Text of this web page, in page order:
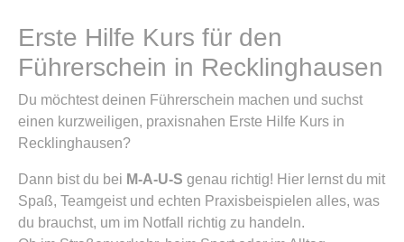
Erste Hilfe Kurs für den
Führerschein in Recklinghausen
Du möchtest deinen Führerschein machen und suchst
einen kurzweiligen, praxisnahen Erste Hilfe Kurs in
Recklinghausen?
Dann bist du bei M-A-U-S genau richtig! Hier lernst du mit
Spaß, Teamgeist und echten Praxisbeispielen alles, was
du brauchst, um im Notfall richtig zu handeln.